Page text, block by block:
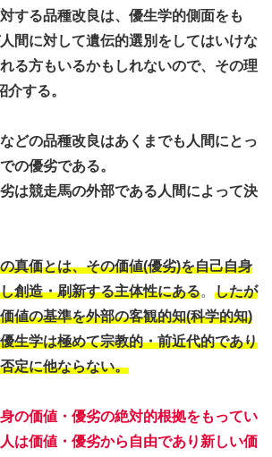
する品種改良は、優生学的側面をも
間に対して遺伝的選別をしてはいけな
る方もいるかもしれないので、その理
する。
どの品種改良はあくまでも人間にとっ
の優劣である。
は競走馬の外部である人間によって決
真価とは、その価値(優劣)を自己自身
創造・刷新する主体性にある。 したが
値の基準を外部の客観的知(科学的知)
生学は極めて宗教的・前近代的であり
定に他ならない。
の価値・優劣の絶対的根拠をもってい
は価値・優劣から自由であり新しい価